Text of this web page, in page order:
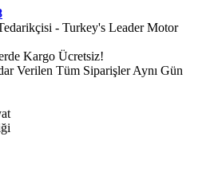
- Turkey's Leader Motor
Kargo Ücretsiz!
Verilen Tüm Siparişler Aynı Gün